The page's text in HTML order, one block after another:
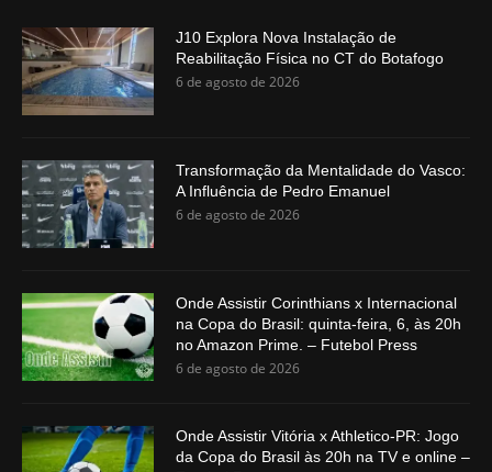
J10 Explora Nova Instalação de
Reabilitação Física no CT do Botafogo
6 de agosto de 2026
Transformação da Mentalidade do Vasco:
A Influência de Pedro Emanuel
6 de agosto de 2026
Onde Assistir Corinthians x Internacional
na Copa do Brasil: quinta-feira, 6, às 20h
no Amazon Prime. – Futebol Press
6 de agosto de 2026
Onde Assistir Vitória x Athletico-PR: Jogo
da Copa do Brasil às 20h na TV e online –